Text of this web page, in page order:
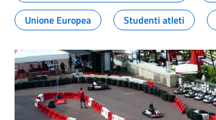
Unione Europea
Studenti atleti